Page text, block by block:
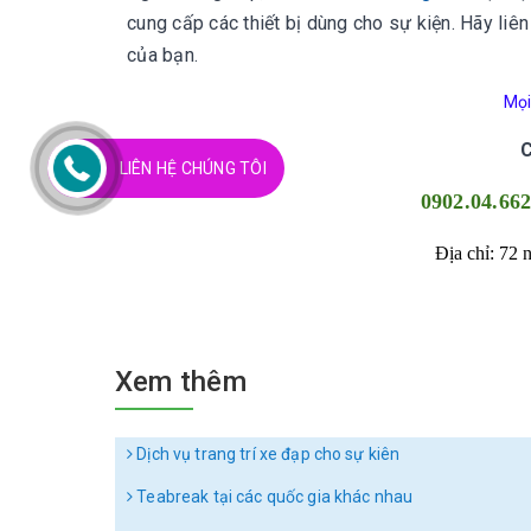
cung cấp các thiết bị dùng cho sự kiện. Hãy
của bạn.
Địa chỉ: 72
Xem thêm
Dịch vụ trang trí xe đạp cho sự kiên
Teabreak tại các quốc gia khác nhau
LIÊN HỆ CHÚNG TÔI